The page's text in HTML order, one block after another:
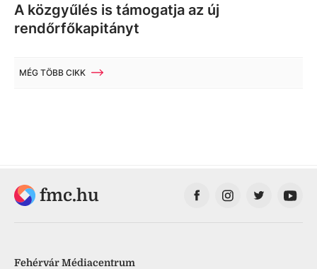
A közgyűlés is támogatja az új
rendőrfőkapitányt
MÉG TÖBB CIKK
fmc.hu
Fehérvár Médiacentrum